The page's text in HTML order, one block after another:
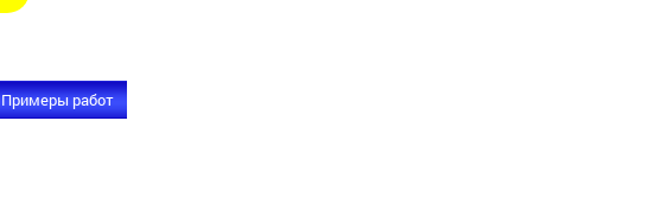
Примеры работ